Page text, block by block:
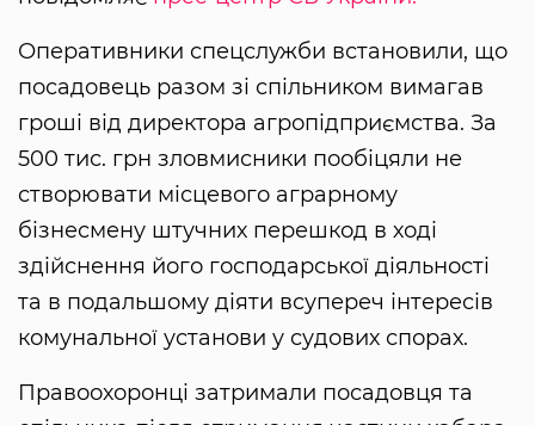
Оперативники спецслужби встановили, що
посадовець разом зі спільником вимагав
гроші від директора агропідприємства. За
500 тис. грн зловмисники пообіцяли не
створювати місцевого аграрному
бізнесмену штучних перешкод в ході
здійснення його господарської діяльності
та в подальшому діяти всупереч інтересів
комунальної установи у судових спорах.
Правоохоронці затримали посадовця та